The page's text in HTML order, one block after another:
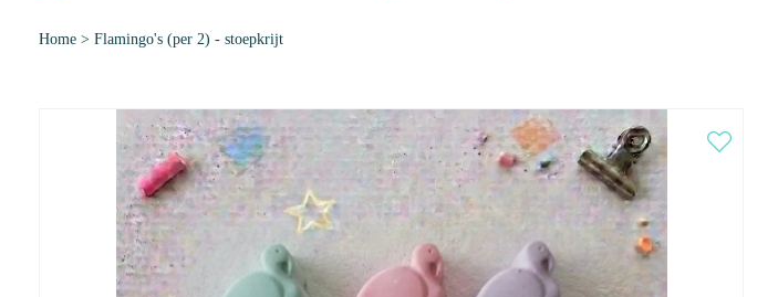
Home > Flamingo's (per 2) - stoepkrijt